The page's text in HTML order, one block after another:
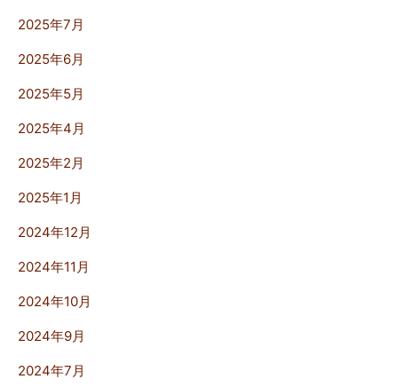
2025年7月
2025年6月
2025年5月
2025年4月
2025年2月
2025年1月
2024年12月
2024年11月
2024年10月
2024年9月
2024年7月